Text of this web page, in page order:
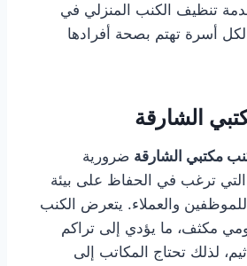
تنظيف الكنب المنزلي في
لكل أسرة تهتم بصحة أفرادها
الشارقة
مكتبي الشارقة ضرورية
ترغب في الحفاظ على بيئة
والعملاء. يتعرض الكنب
مكثف، ما يؤدي إلى تراكم
لذلك تحتاج المكاتب إلى